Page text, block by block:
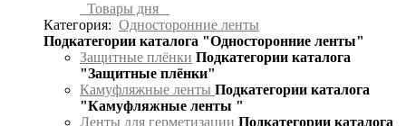
Товары дня
Категория: Односторонние ленты
Подкатегории каталога "Односторонние ленты"
Защитные плёнки Подкатегории каталога
"Защитные плёнки"
Камуфляжные ленты Подкатегории каталога
"Камуфляжные ленты "
Ленты для герметизации Подкатегории каталога